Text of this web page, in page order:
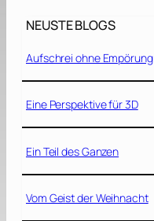
NEUSTE BLOGS
Aufschrei ohne Empörung
Eine Perspektive für 3D
Ein Teil des Ganzen
Vom Geist der Weihnacht